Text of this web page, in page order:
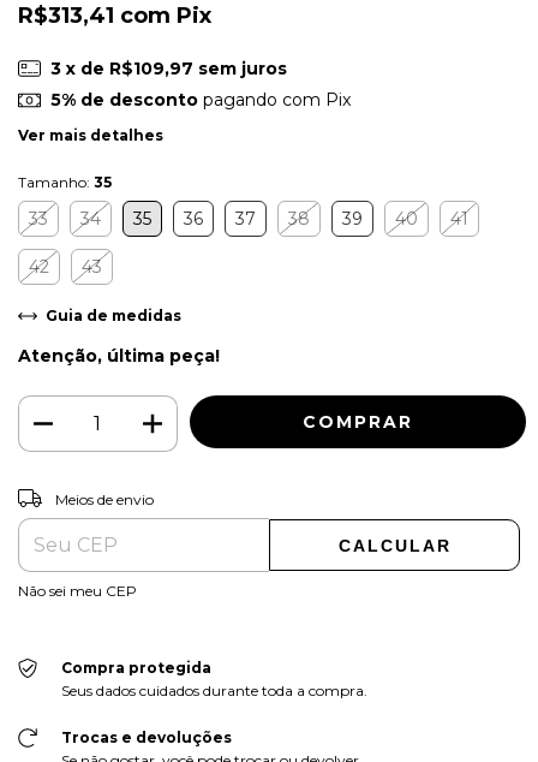
R$313,41 com Pix
3 x de R$109,97 sem juros
5% de descontopagando com Pix
Ver mais detalhes
Tamanho: 35
33 34 35 36 37 38 39 40 41
42 43
Guia de medidas
Atenção, última peça!
Entregas para o CEP:
Meios de envio
CALCULAR
Não sei meu CEP
Compra protegida
Seus dados cuidados durante toda a compra.
Trocas e devoluções